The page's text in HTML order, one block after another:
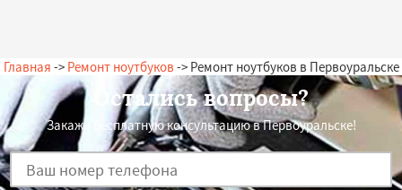
Главная -> Ремонт ноутбуков -> Ремонт ноутбуков в Первоуральске
Остались вопросы?
Закажи бесплатную консультацию в Первоуральске!